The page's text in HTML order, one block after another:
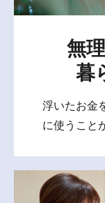
無
暮
浮いたお金
に使うこと